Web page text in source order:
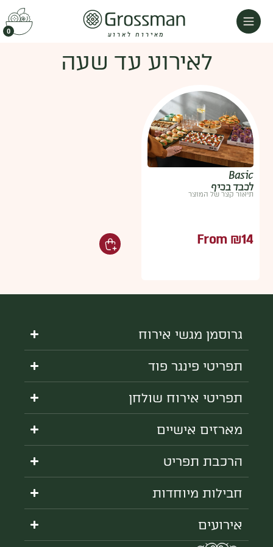
מאירוח לארוע 0
לאירוע עד שעה
Basic
לכבד בכיף
תיאור קצר של המוצר
From ₪14
גרוסמן מגשי אירוח
תפריטי פינגר פוד
תפריטי אירוח שולחן
מארזים אישיים
הרכבת תפריט
חבילות מיוחדות
אירועים